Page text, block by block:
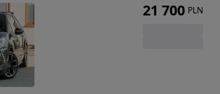
21 700 PLN